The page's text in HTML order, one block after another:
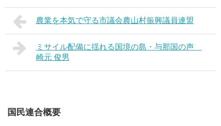
農業を本気で守る市議会農山村振興議員連盟
ミサイル配備に揺れる国境の島・与那国の声
崎元 俊男
国民連合概要